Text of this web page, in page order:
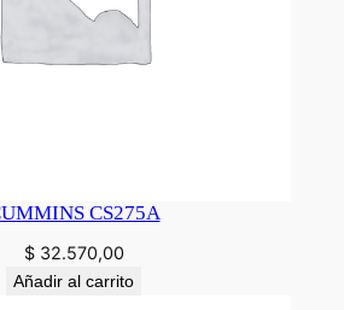
CS275A
$32.570,00
Añadir al carrito